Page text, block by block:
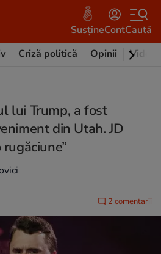
SusțineContCaută
Criză politică Opinii Video
lui Trump, a fost
din Utah. JD
2 comentarii